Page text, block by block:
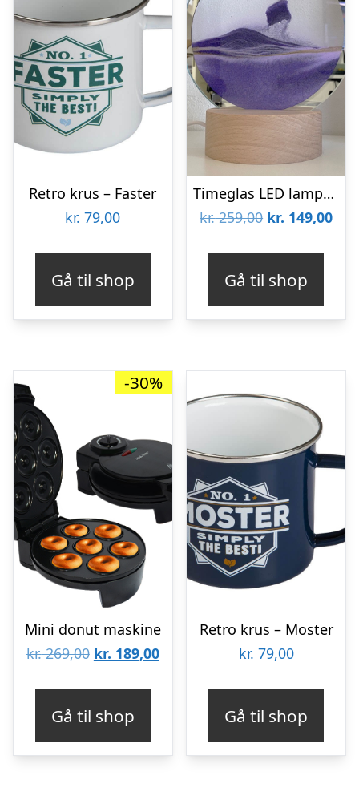
Retro krus – Faster
kr. 79,00
Gå til shop
Timeglas LED lampe med sand – Rød
kr.259,00 Den
kr. 259,00.
kr. 149,00Den
kr.
Gå til shop
-30%
Mini donut maskine
kr.269,00 Den
kr. 269,00.
kr. 189,00Den
kr. 189,00.
Gå til shop
Retro krus – Moster
kr. 79,00
Gå til shop